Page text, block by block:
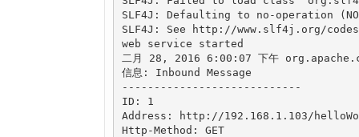
SLF4J: Defaulting to no-operation
SLF4J: See http://www.slf4j.org/
web service started
二月 28, 2016 6:00:07 下午
信息: Inbound Message
----------------------------
ID: 1
Address: http://192.168.1.103/
Http-Method: GET